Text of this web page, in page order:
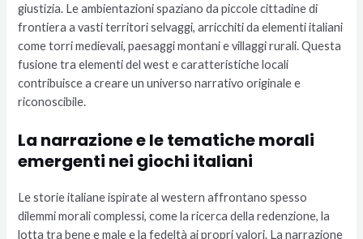
giustizia. Le ambientazioni spaziano da piccole cittadine di
frontiera a vasti territori selvaggi, arricchiti da elementi italiani
come torri medievali, paesaggi montani e villaggi rurali. Questa
fusione tra elementi del west e caratteristiche locali
contribuisce a creare un universo narrativo originale e
riconoscibile.
La narrazione e le tematiche morali
emergenti nei giochi italiani
Le storie italiane ispirate al western affrontano spesso
dilemmi morali complessi, come la ricerca della redenzione, la
lotta tra bene e male e la fedeltà ai propri valori. La narrazione